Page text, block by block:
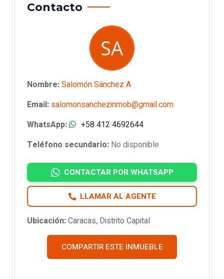
Contacto
Nombre:Salomón Sánchez A
Email: salomonsanchezinmob@gmail.com
WhatsApp:
+58 412 4692644
Teléfono secundario: No disponible
CONTACTAR POR WHATSAPP
LLAMAR AL AGENTE
Ubicación:Caracas, Distrito Capital
COMPARTIR ESTE INMUEBLE